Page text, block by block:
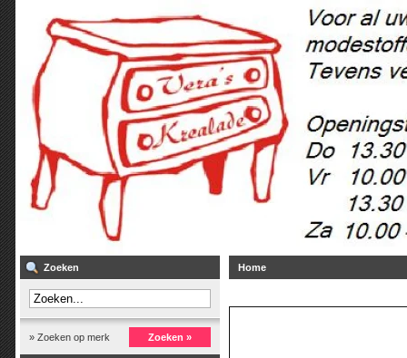
Zoeken
» Zoeken op merk Zoeken »
Home